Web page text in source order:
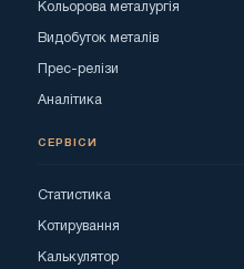
Кольорова металургія
Видобуток металів
Прес-релізи
Аналітика
СЕРВІСИ
Статистика
Котирування
Калькулятор